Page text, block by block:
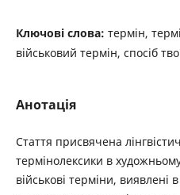
Ключові слова: термін,
військовий термін, спосіб
Анотація
Стаття присвячена
термінолексики в
військові терміни, виявлені